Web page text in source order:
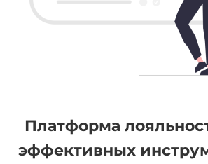
Платформа
эффективных